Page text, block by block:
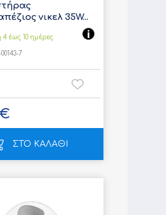
νικελ 35W...
4 έως 10 ημέρες
7
ΣΤΟ ΚΑΛΑΘΙ